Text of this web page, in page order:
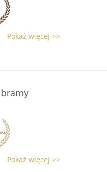
Pokaż więcej >>
Pokaż więcej >>